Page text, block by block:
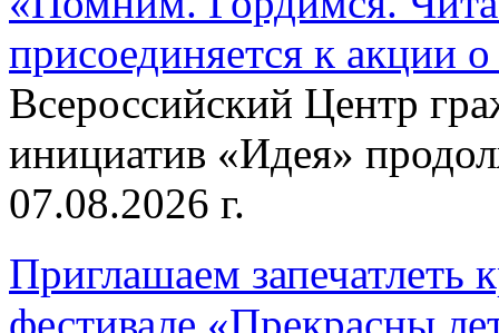
присоединяется к акции
Всероссийский Центр
инициатив «Идея»
07.08.2026 г.
Приглашаем запечатлеть
фестивале «Прекрасны